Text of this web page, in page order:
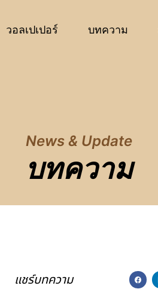
วอลเปเปอร์ บทความ
News & Update
บทความ
แชร์บทความ